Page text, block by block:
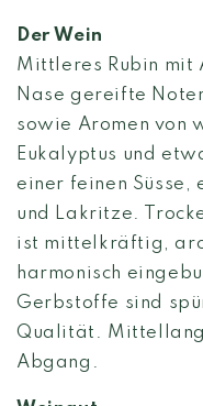
Der Wein
Mittleres Rubin mit
Nase gereifte
sowie Aromen von
Eukalyptus und
einer feinen
und Lakritze.
ist mittelkräftig,
harmonisch
Gerbstoffe sind
Qualität.
Abgang.